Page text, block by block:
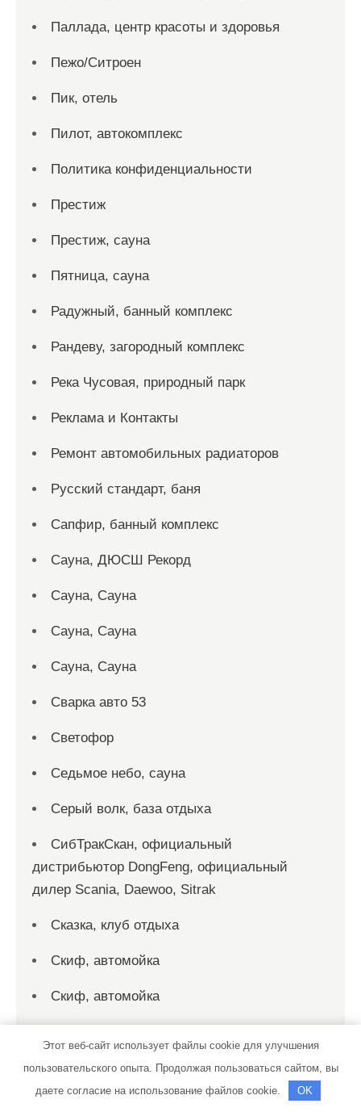
Паллада, центр красоты и здоровья
Пежо/Ситроен
Пик, отель
Пилот, автокомплекс
Политика конфиденциальности
Престиж
Престиж, сауна
Пятница, сауна
Радужный, банный комплекс
Рандеву, загородный комплекс
Река Чусовая, природный парк
Реклама и Контакты
Ремонт автомобильных радиаторов
Русский стандарт, баня
Сапфир, банный комплекс
Сауна, ДЮСШ Рекорд
Сауна, Сауна
Сауна, Сауна
Сауна, Сауна
Сварка авто 53
Светофор
Седьмое небо, сауна
Серый волк, база отдыха
СибТракСкан, официальный
дистрибьютор DongFeng, официальный
дилер Scania, Daewoo, Sitrak
Сказка, клуб отдыха
Скиф, автомойка
Скиф, автомойка
Смарт-Сервис, автокомплекс
Этот веб-сайт использует файлы cookie для улучшения
пользовательского опыта. Продолжая пользоваться сайтом, вы
даете согласие на использование файлов cookie.
OK